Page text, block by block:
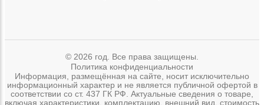
© 2026 год. Все права защищены.
Политика конфиденциальности
Информация, размещённая на сайте, носит исключительно
информационный характер и не является публичной офертой в
соответствии со ст. 437 ГК РФ. Актуальные сведения о товаре,
включая характеристики, комплектацию, внешний вид, стоимость